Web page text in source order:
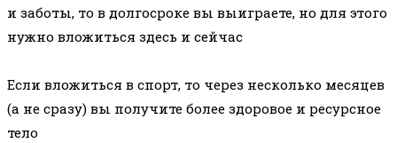
и заботы, то в долгосроке вы выиграете, но для этого
нужно вложиться здесь и сейчас
Если вложиться в спорт, то через несколько месяцев
(а не сразу) вы получите более здоровое и ресурсное
тело